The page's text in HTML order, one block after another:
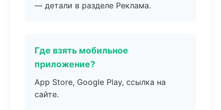
— детали в разделе Реклама.
Где взять мобильное
приложение?
App Store, Google Play, ссылка на
сайте.